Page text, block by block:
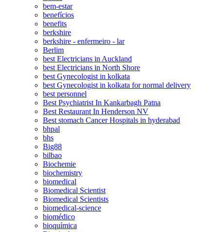
bem-estar
benefícios
benefits
berkshire
berkshire - enfermeiro - lar
Berlim
best Electricians in Auckland
best Electricians in North Shore
best Gynecologist in kolkata
best Gynecologist in kolkata for normal delivery
best personnel
Best Psychiatrist In Kankarbagh Patna
Best Restaurant In Henderson NV
Best stomach Cancer Hospitals in hyderabad
bhpal
bhs
Big88
bilbao
Biochemie
biochemistry
biomedical
Biomedical Scientist
Biomedical Scientists
biomedical-science
biomédico
bioquímica